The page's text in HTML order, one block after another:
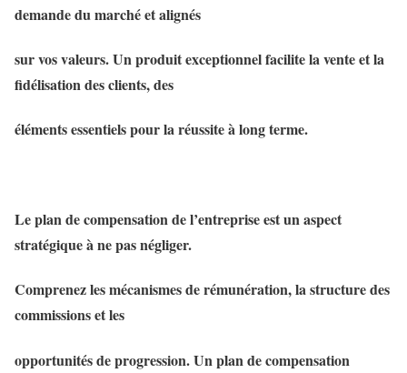
demande du marché et alignés
sur vos valeurs. Un produit exceptionnel facilite la vente et la
fidélisation des clients, des
éléments essentiels pour la réussite à long terme.
Le plan de compensation de l’entreprise est un aspect
stratégique à ne pas négliger.
Comprenez les mécanismes de rémunération, la structure des
commissions et les
opportunités de progression. Un plan de compensation